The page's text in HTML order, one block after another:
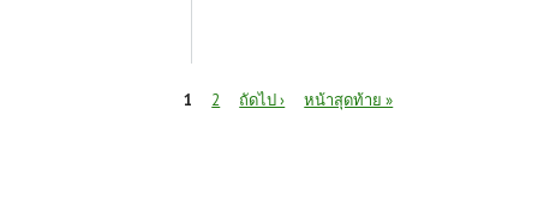
1 2 ถัดไป › หน้าสุดท้าย »